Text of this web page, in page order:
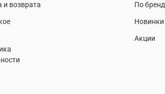
и возврата
По
Новинки
Акции